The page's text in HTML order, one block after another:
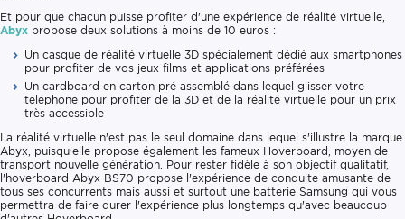
Et pour que chacun puisse profiter d'une expérience de réalité virtuelle,
Abyx propose deux solutions à moins de 10 euros :
Un casque de réalité virtuelle 3D spécialement dédié aux smartphones
pour profiter de vos jeux films et applications préférées
Un cardboard en carton pré assemblé dans lequel glisser votre
téléphone pour profiter de la 3D et de la réalité virtuelle pour un prix
très accessible
La réalité virtuelle n'est pas le seul domaine dans lequel s'illustre la marque
Abyx, puisqu'elle propose également les fameux Hoverboard, moyen de
transport nouvelle génération. Pour rester fidèle à son objectif qualitatif,
l'hoverboard Abyx BS70 propose l'expérience de conduite amusante de
tous ses concurrents mais aussi et surtout une batterie Samsung qui vous
permettra de faire durer l'expérience plus longtemps qu'avec beaucoup